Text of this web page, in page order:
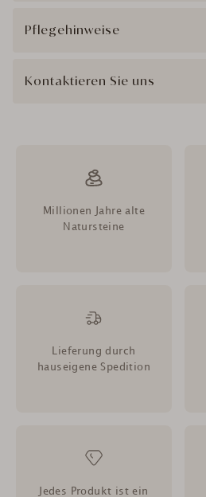
Pflegehinweise
Kontaktieren Sie uns
Millionen Jahre alte
Natursteine
Lieferung durch
hauseigene Spedition
Jedes Produkt ist ein